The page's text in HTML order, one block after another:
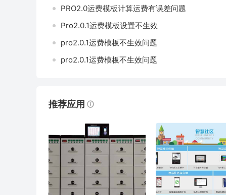
PRO2.0运费模板计算运费有误差问题
Pro2.0.1运费模板设置不生效
pro2.0.1运费模板不生效问题
pro2.0.1运费模板不生效问题
推荐应用